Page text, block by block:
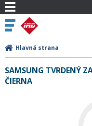
Hlavná strana
SAMSUNG TVRDENÝ
ČIERNA